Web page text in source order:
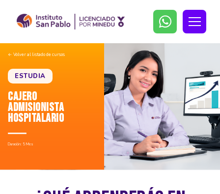
← Volver al listado de cursos
ESTUDIA
CAJERO
ADMISIONISTA
HOSPITALARIO
Duración: 5 Mes